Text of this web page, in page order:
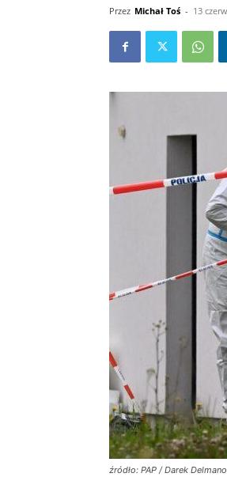
Przez Michał Toś - 13
źródło: PAP / Darek